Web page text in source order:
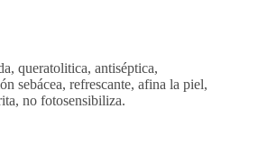
queratolitica, antiséptica,
sebácea, refrescante, afina la piel,
no fotosensibiliza.